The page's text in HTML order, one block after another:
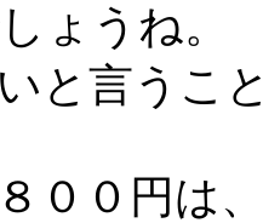
ょうね。
と言うこ
００円は